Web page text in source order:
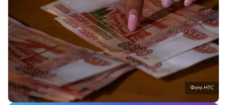
Фото НТС